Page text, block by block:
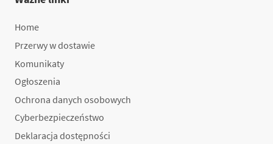
Home
Przerwy w dostawie
Komunikaty
Ogłoszenia
Ochrona danych osobowych
Cyberbezpieczeństwo
Deklaracja dostępności